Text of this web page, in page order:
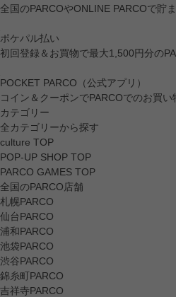
全国のPARCOやONLINE PARCOで貯
ポケパル払い
初回登録＆お買物で最大1,500円分の
POCKET PARCO（公式アプリ）
コイン＆クーポンでPARCOでのお買い
カテゴリー
全カテゴリーから探す
culture TOP
POP-UP SHOP TOP
PARCO GAMES TOP
全国のPARCO店舗
札幌PARCO
仙台PARCO
浦和PARCO
池袋PARCO
渋谷PARCO
錦糸町PARCO
吉祥寺PARCO